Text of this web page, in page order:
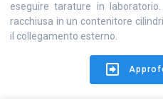
eseguire tarature in
racchiusa in un contenitore
il collegamento esterno.